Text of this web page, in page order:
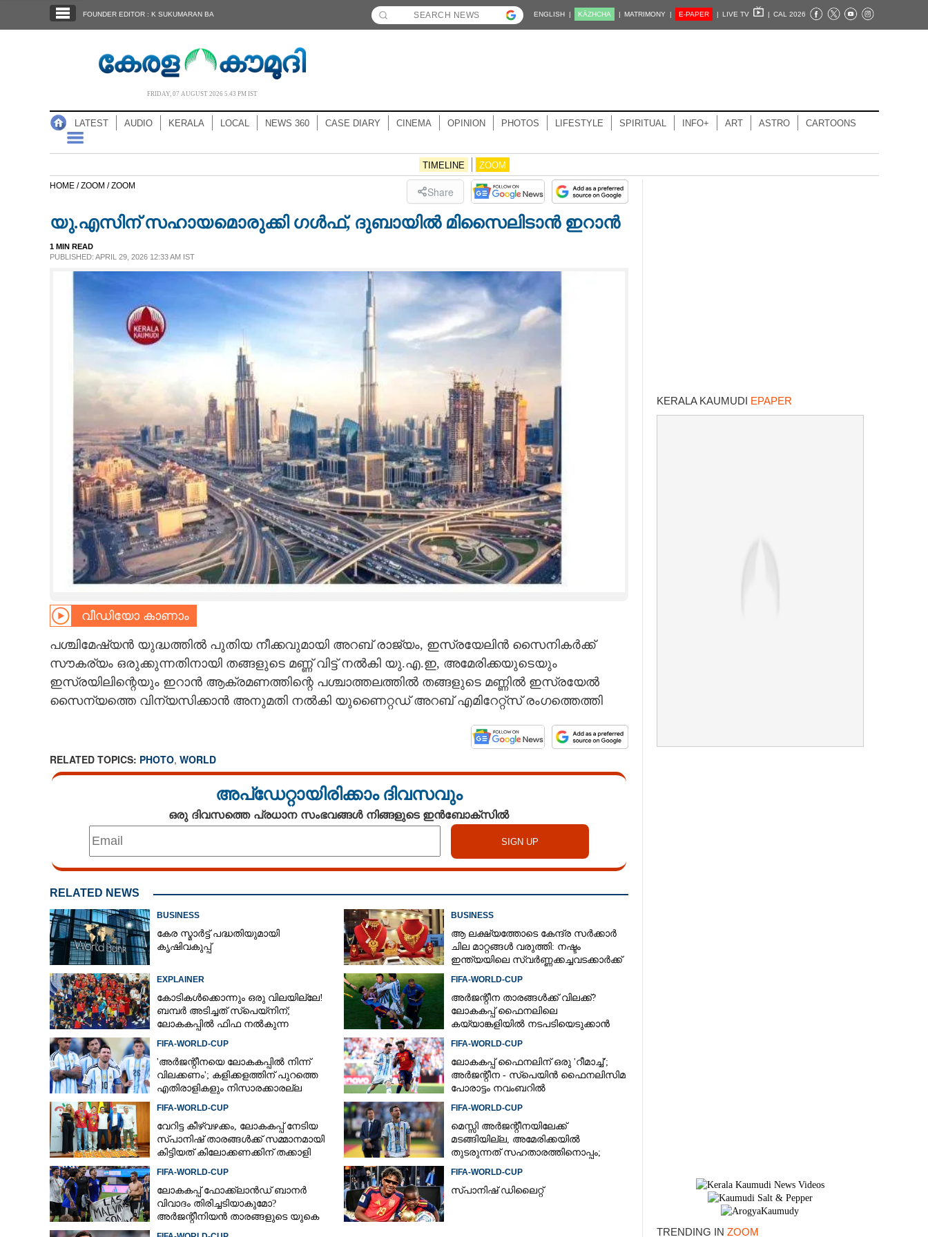
NOTIFIED NEWS
CARTOONS
LITERATURE
CONTACT US
FOUNDER EDITOR : K SUKUMARAN BA ENGLISH | KĀZHCHA | MATRIMONY | E-PAPER | LIVE TV | CAL 2026
FRIDAY, 07 AUGUST 2026 5.43 PM IST
LATEST AUDIO KERALA LOCAL NEWS 360 CASE DIARY CINEMA OPINION PHOTOS LIFESTYLE SPIRITUAL INFO+ ART ASTRO CARTOONS
TIMELINE ZOOM
HOME /ZOOM /ZOOM Share
യു.എസിന് സഹായമൊരുക്കി ഗൾഫ്, ദുബായിൽ മിസൈലിടാൻ ഇറാൻ
1 MIN READ
PUBLISHED: APRIL 29, 2026 12:33 AM IST
വീഡിയോ കാണാം
പശ്ചിമേഷ്യൻ യുദ്ധത്തിൽ പുതിയ നീക്കവുമായി അറബ് രാജ്യം, ഇസ്രയേലിൻ സൈനികർക്ക്
സൗകര്യം ഒരുക്കുന്നതിനായി തങ്ങളുടെ മണ്ണ് വിട്ട് നൽകി യു.എ.ഇ, അമേരിക്കയുടെയും
ഇസ്രയിലിന്റെയും ഇറാൻ ആക്രമണത്തിന്റെ പശ്ചാത്തലത്തിൽ തങ്ങളുടെ മണ്ണിൽ ഇസ്രയേൽ
സൈന്യത്തെ വിന്യസിക്കാൻ അനുമതി നൽകി യുണൈറ്റഡ് അറബ് എമിറേറ്റ്സ് രംഗത്തെത്തി
RELATED TOPICS: PHOTO, WORLD
അപ്ഡേറ്റായിരിക്കാം ദിവസവും
ഒരു ദിവസത്തെ പ്രധാന സംഭവങ്ങൾ നിങ്ങളുടെ ഇൻബോക്സിൽ
RELATED NEWS
BUSINESS
കേര സ്മാർട്ട് പദ്ധതിയുമായി
കൃഷിവകുപ്പ്
BUSINESS
ആ ലക്ഷ്യത്തോടെ കേന്ദ്ര സർക്കാർ
ചില മാറ്റങ്ങൾ വരുത്തി: നഷ്ടം
ഇന്ത്യയിലെ സ്വർണ്ണക്കച്ചവടക്കാർക്ക്
EXPLAINER
കോടികൾക്കൊന്നും ഒരു വിലയില്ലേ!
ബമ്പർ അടിച്ചത് സ്‌പെയ്നിന്;
ലോകകപ്പിൽ ഫിഫ നൽകുന്ന
FIFA-WORLD-CUP
അർജന്റീന താരങ്ങൾക്ക് വിലക്ക്?
ലോകകപ്പ് ഫൈനലിലെ
കയ്യാങ്കളിയിൽ നടപടിയെടുക്കാൻ
FIFA-WORLD-CUP
'അർജന്റീനയെ ലോകകപ്പിൽ നിന്ന്
വിലക്കണം'; കളിക്കളത്തിന് പുറത്തെ
എതിരാളികളും നിസാരക്കാരല്ല
FIFA-WORLD-CUP
ലോകകപ്പ് ഫൈനലിന് ഒരു 'റീമാച്ച്';
അര്‍ജന്റീന - സ്‌പെയിന്‍ ഫൈനലിസിമ
പോരാട്ടം നവംബറില്‍
FIFA-WORLD-CUP
വേറിട്ട കീഴ്‌‌വഴക്കം,​ ലോകകപ്പ് നേടിയ
സ്പാനിഷ് താരങ്ങൾക്ക് സമ്മാനമായി
കിട്ടിയത് കിലോക്കണക്കിന് തക്കാളി
FIFA-WORLD-CUP
മെസ്സി അര്‍ജന്റീനയിലേക്ക്
മടങ്ങിയില്ല, അമേരിക്കയില്‍
തുടരുന്നത് സഹതാരത്തിനൊപ്പം;
FIFA-WORLD-CUP
ലോകകപ്പ് ഫോക്ക്‌ലാൻഡ് ബാനർ
വിവാദം തിരിച്ചടിയാകുമോ?
അർജന്റീനിയൻ താരങ്ങളുടെ യുകെ
FIFA-WORLD-CUP
സ്പാനിഷ് ഡിലൈറ്റ്
KERALA KAUMUDI EPAPER
TRENDING IN ZOOM